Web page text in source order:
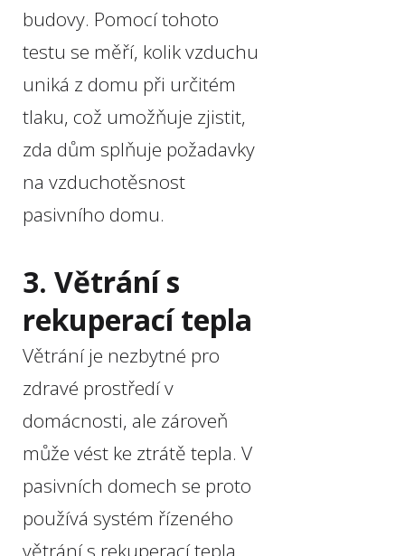
budovy. Pomocí tohoto
testu se měří, kolik vzduchu
uniká z domu při určitém
tlaku, což umožňuje zjistit,
zda dům splňuje požadavky
na vzduchotěsnost
pasivního domu.
3. Větrání s
rekuperací tepla
Větrání je nezbytné pro
zdravé prostředí v
domácnosti, ale zároveň
může vést ke ztrátě tepla. V
pasivních domech se proto
používá systém řízeného
větrání s rekuperací tepla.